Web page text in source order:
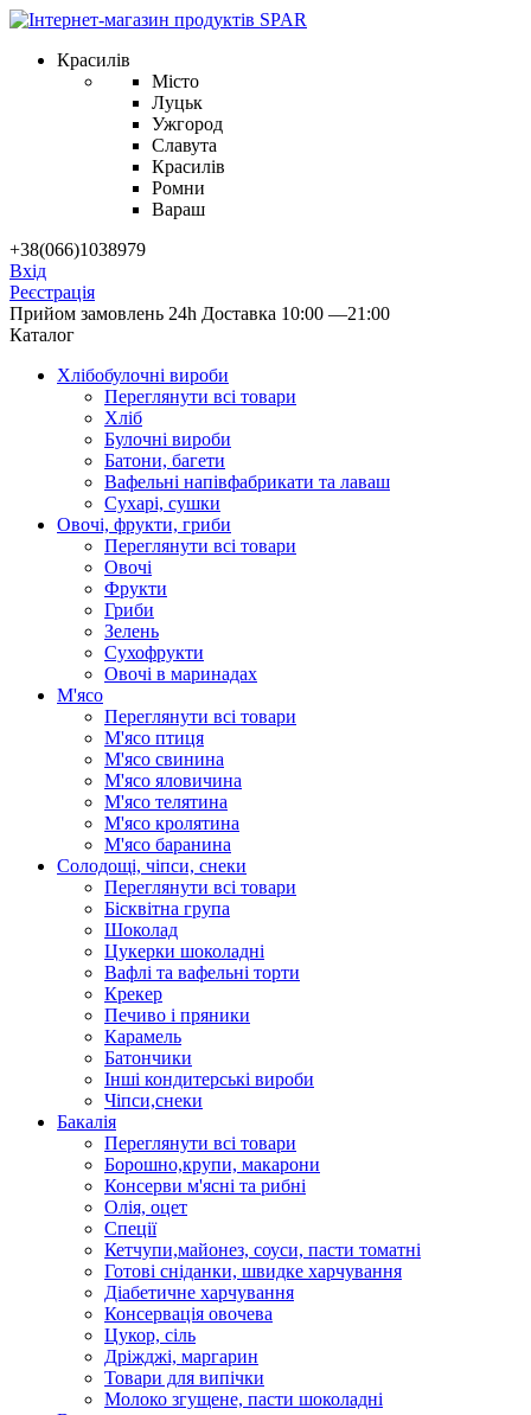
Красилів
Місто
Луцьк
Ужгород
Славута
Красилів
Ромни
Вараш
+38(066)1038979
Вхід
Реєстрація
Прийом замовлень 24h Доставка 10:00 —21:00
Каталог
Хлібобулочні вироби
Переглянути всі товари
Хліб
Булочні вироби
Батони, багети
Вафельні напівфабрикати та лаваш
Сухарі, сушки
Овочі, фрукти, гриби
Переглянути всі товари
Овочі
Фрукти
Гриби
Зелень
Сухофрукти
Овочі в маринадах
М'ясо
Переглянути всі товари
М'ясо птиця
М'ясо свинина
М'ясо яловичина
М'ясо телятина
М'ясо кролятина
М'ясо баранина
Солодощі, чіпси, снеки
Переглянути всі товари
Бісквітна група
Шоколад
Цукерки шоколадні
Вафлі та вафельні торти
Крекер
Печиво і пряники
Карамель
Батончики
Інші кондитерські вироби
Чіпси,снеки
Бакалія
Переглянути всі товари
Борошно,крупи, макарони
Консерви м'ясні та рибні
Олія, оцет
Спеції
Кетчупи,майонез, соуси, пасти томатні
Готові сніданки, швидке харчування
Діабетичне харчування
Консервація овочева
Цукор, сіль
Дріжджі, маргарин
Товари для випічки
Молоко згущене, пасти шоколадні